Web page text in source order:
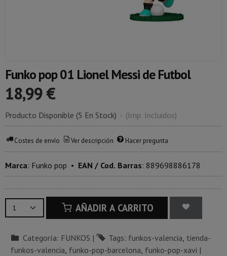
Funko pop 01 Lionel Messi de Futbol
18,99 €
Producto Disponible (5 En Stock) - (Imp. Incluidos)
Costes de envío Ver descripción Hacer pregunta
Marca: Funko pop • EAN / Cod. Barras: 889698886178
AÑADIR A CARRITO
Categoría: FUNKOS | Tags: funkos-valencia tienda-
funkos-valencia funko-pop-barcelona funko-pop-xavi |